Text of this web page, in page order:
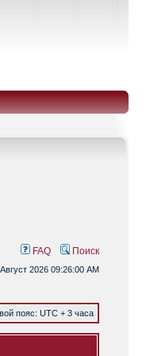
FAQ Поиск
2026 09:26:00 AM
пояс: UTC + 3 часа